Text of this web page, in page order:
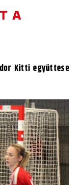
A
Kitti együttese